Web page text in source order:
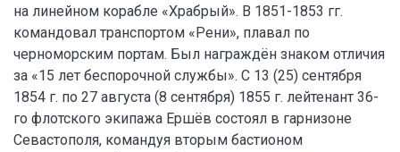
на линейном корабле «Храбрый». В 1851-1853 гг.
командовал транспортом «Рени», плавал по
черноморским портам. Был награждён знаком отличия
за «15 лет беспорочной службы». С 13 (25) сентября
1854 г. по 27 августа (8 сентября) 1855 г. лейтенант 36-
го флотского экипажа Ершёв состоял в гарнизоне
Севастополя, командуя вторым бастионом